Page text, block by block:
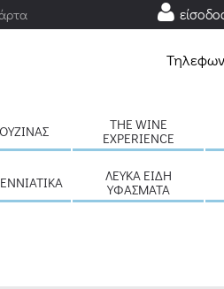
THE WINE
EXPERIENCE
ΛΕΥΚΆ ΕΊΔΗ
ΥΦΆΣΜΑΤΑ